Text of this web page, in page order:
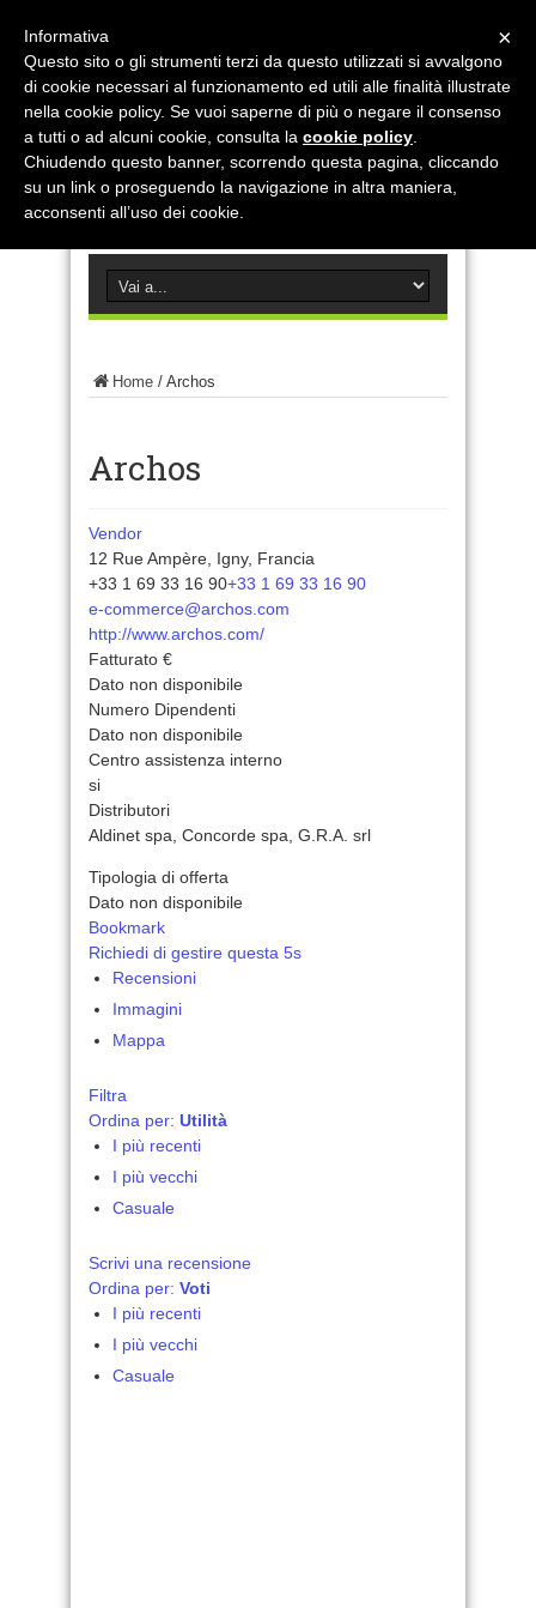
Home / Archos
Archos
Vendor
12 Rue Ampère, Igny, Francia
+33 1 69 33 16 90+33 1 69 33 16 90
e-commerce@archos.com
http://www.archos.com/
Fatturato €
Dato non disponibile
Numero Dipendenti
Dato non disponibile
Centro assistenza interno
si
Distributori
Aldinet spa, Concorde spa, G.R.A. srl
Tipologia di offerta
Dato non disponibile
Bookmark
Richiedi di gestire questa 5s
Recensioni
Immagini
Mappa
Filtra
Ordina per: Utilità
I più recenti
I più vecchi
Casuale
Scrivi una recensione
Ordina per: Voti
I più recenti
I più vecchi
Casuale
×
Informativa
Questo sito o gli strumenti terzi da questo utilizzati si avvalgono
di cookie necessari al funzionamento ed utili alle finalità illustrate
nella cookie policy. Se vuoi saperne di più o negare il consenso
a tutti o ad alcuni cookie, consulta la cookie policy
Chiudendo questo banner, scorrendo questa pagina, cliccando
su un link o proseguendo la navigazione in altra maniera,
acconsenti all’uso dei cookie.